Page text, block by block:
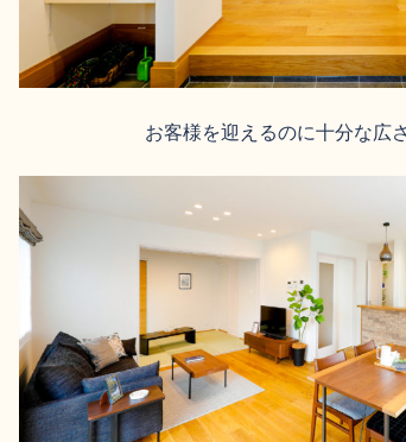
お客様を迎えるのに十分な広